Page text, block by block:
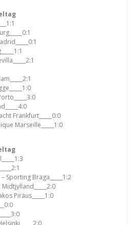
Frankfurt_____0:0
Marseille_____1:0
Sporting Braga_____1:2
Piräus_____1:0